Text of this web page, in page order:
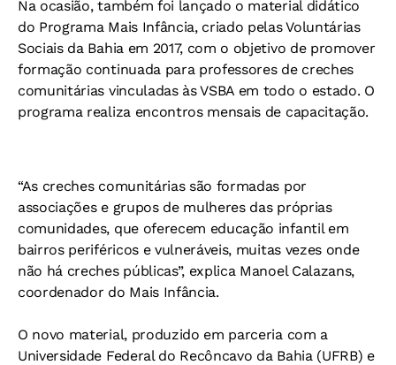
Na ocasião, também foi lançado o material didático
do Programa Mais Infância, criado pelas Voluntárias
Sociais da Bahia em 2017, com o objetivo de promover
formação continuada para professores de creches
comunitárias vinculadas às VSBA em todo o estado. O
programa realiza encontros mensais de capacitação.
“As creches comunitárias são formadas por
associações e grupos de mulheres das próprias
comunidades, que oferecem educação infantil em
bairros periféricos e vulneráveis, muitas vezes onde
não há creches públicas”, explica Manoel Calazans,
coordenador do Mais Infância.
O novo material, produzido em parceria com a
Universidade Federal do Recôncavo da Bahia (UFRB) e